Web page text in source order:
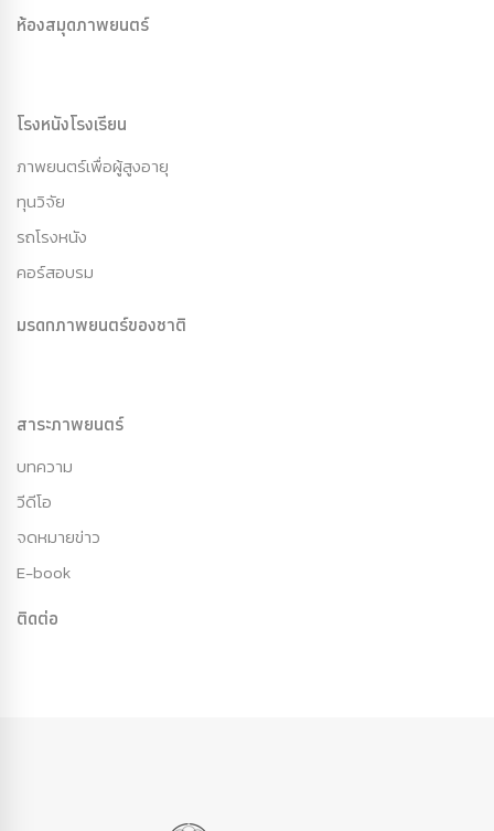
ห้องสมุดภาพยนตร์
โรงหนังโรงเรียน
ภาพยนตร์เพื่อผู้สูงอายุ
ทุนวิจัย
รถโรงหนัง
คอร์สอบรม
มรดกภาพยนตร์ของชาติ
สาระภาพยนตร์
บทความ
วีดีโอ
จดหมายข่าว
E-book
ติดต่อ